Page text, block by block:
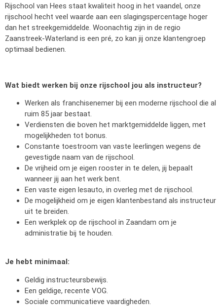
Rijschool van Hees staat kwaliteit hoog in het vaandel, onze
rijschool hecht veel waarde aan een slagingspercentage hoger
dan het streekgemiddelde. Woonachtig zijn in de regio
Zaanstreek-Waterland is een pré, zo kan jij onze klantengroep
optimaal bedienen.
Wat biedt werken bij onze rijschool jou als instructeur?
Werken als franchisenemer bij een moderne rijschool die al
ruim 85 jaar bestaat.
Verdiensten die boven het marktgemiddelde liggen, met
mogelijkheden tot bonus.
Constante toestroom van vaste leerlingen wegens de
gevestigde naam van de rijschool.
De vrijheid om je eigen rooster in te delen, jij bepaalt
wanneer jij aan het werk bent.
Een vaste eigen lesauto, in overleg met de rijschool.
De mogelijkheid om je eigen klantenbestand als instructeur
uit te breiden.
Een werkplek op de rijschool in Zaandam om je
administratie bij te houden.
Je hebt minimaal:
Geldig instructeursbewijs.
Een geldige, recente VOG.
Sociale communicatieve vaardigheden.